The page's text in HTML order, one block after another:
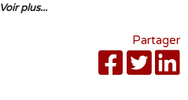
Voir plus...
Partager